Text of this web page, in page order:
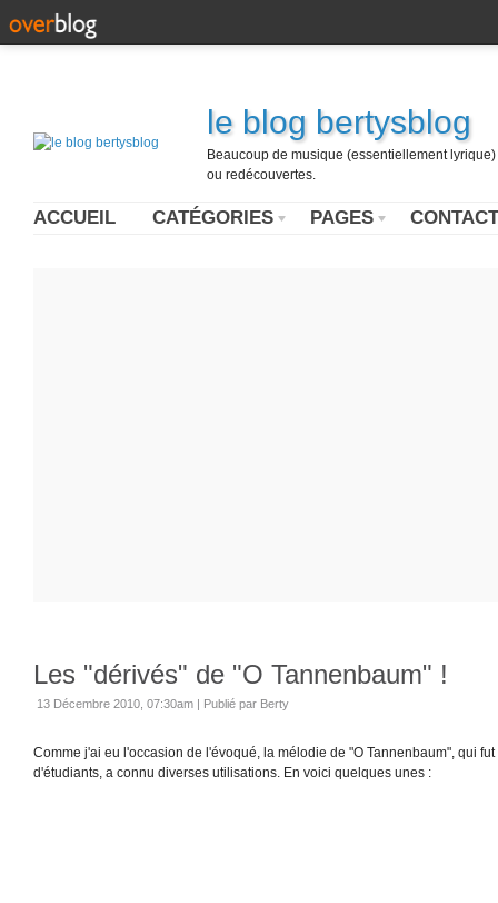
le blog bertysblog
Beaucoup de musique (essentiellement
ou redécouvertes.
ACCUEIL CATÉGORIES PAGES CONTACT
Les "dérivés" de "O Tannenbaum" !
13 Décembre 2010, 07:30am | Publié par Berty
Comme j'ai eu l'occasion de l'évoqué, la mélodie de "O Tannenbaum", qui
d'étudiants, a connu diverses utilisations. En voici quelques unes :